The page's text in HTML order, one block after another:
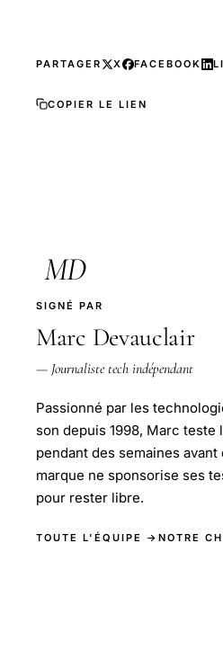
PARTAGER X FACEBOOK
COPIER LE LIEN
MD
SIGNÉ PAR
Marc Devauclair
— Journaliste tech indépendant
Passionné par les
son depuis 1998, Marc
pendant des semaines
marque ne sponsorise ses
pour rester libre.
TOUTE L'ÉQUIPE → NOTRE